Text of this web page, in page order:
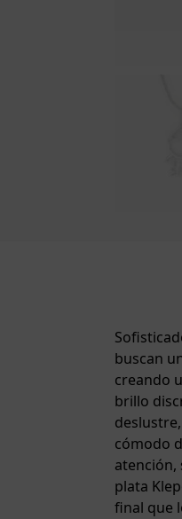
buscan
creando
brillo
cómodo
atención,
plata
final que